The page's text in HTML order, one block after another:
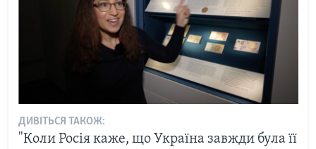
ДИВІТЬСЯ ТАКОЖ:
"Коли Росія каже, що Україна завжди була її